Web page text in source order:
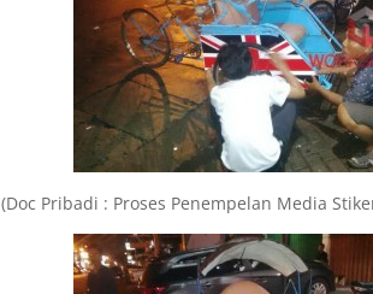
(Doc Pribadi : Proses Penempelan Media